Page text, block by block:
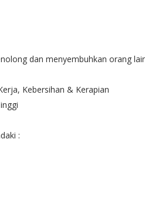
dan menyembuhkan orang
Kebersihan & Kerapian
: